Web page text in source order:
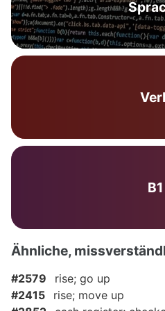
B1
Ähnliche,
#2579
rise; go up
#2415
rise; move up